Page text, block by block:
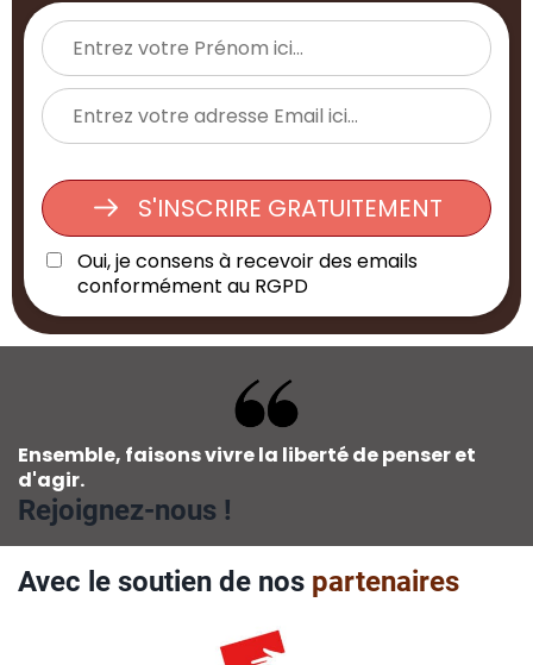
S'INSCRIRE GRATUITEMENT
Oui, je consens à recevoir des emails
conformément au RGPD
Ensemble, faisons vivre la liberté de penser et
d'agir.
Rejoignez-nous !
Avec le soutien de nos partenaires